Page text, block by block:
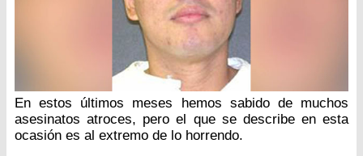
En estos últimos meses hemos sabido de muchos
asesinatos atroces, pero el que se describe en esta
ocasión es al extremo de lo horrendo.